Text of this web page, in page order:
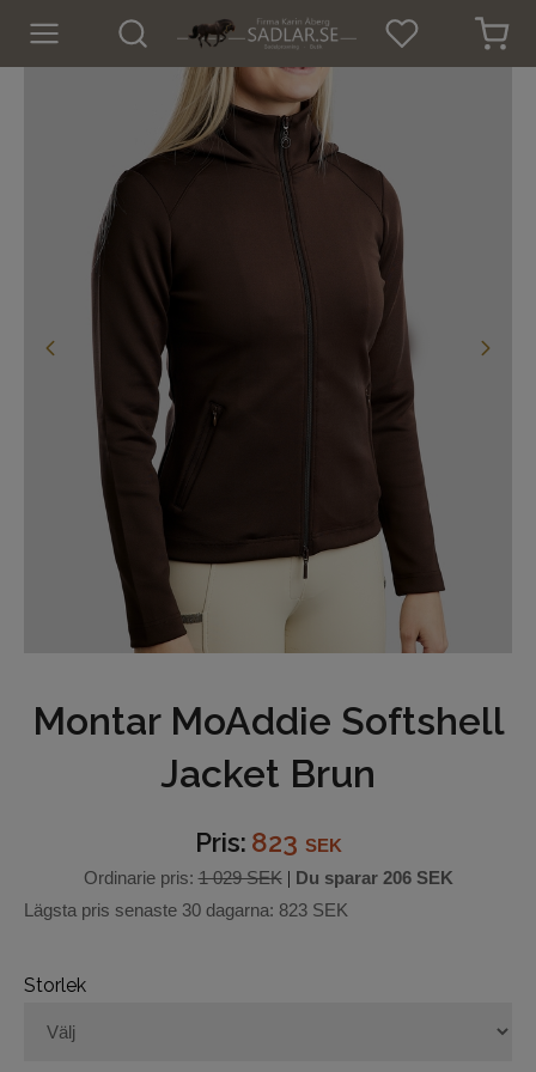
För ryttaren
Isländskt godis
Dekaler
Presenter
Tröjor och Toppar
Underställ
Underkläder
Kappor
Ridkjolar
Ridoveraller
Montar MoAddie Softshell
Jacket Brun
Pris: 823 SEK
Ordinarie pris: 1 029 SEK | Du sparar 206 SEK
Lägsta pris senaste 30 dagarna: 823 SEK
Storlek